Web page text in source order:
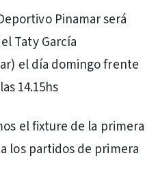
Pinamar será
Taty García
el día domingo frente
14.15hs
el fixture de la primera
los partidos de primera